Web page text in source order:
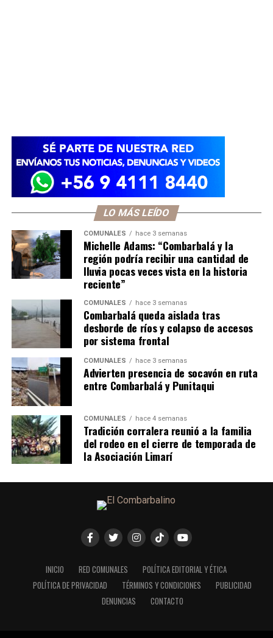
LO MÁS LEÍDO
COMUNALES hace 3 semanas
Michelle Adams: “Combarbalá y la
región podría recibir una cantidad de
lluvia pocas veces vista en la historia
reciente”
COMUNALES hace 3 semanas
Combarbalá queda aislada tras
desborde de ríos y colapso de accesos
por sistema frontal
COMUNALES hace 3 semanas
Advierten presencia de socavón en ruta
entre Combarbalá y Punitaqui
COMUNALES hace 4 semanas
Tradición corralera reunió a la familia
del rodeo en el cierre de temporada de
la Asociación Limarí
INICIO RED COMUNALES
POLÍTICA EDITORIAL Y ÉTICA
POLÍTICA DE PRIVACIDAD
TÉRMINOS Y CONDICIONES
PUBLICIDAD
DENUNCIAS
CONTACTO